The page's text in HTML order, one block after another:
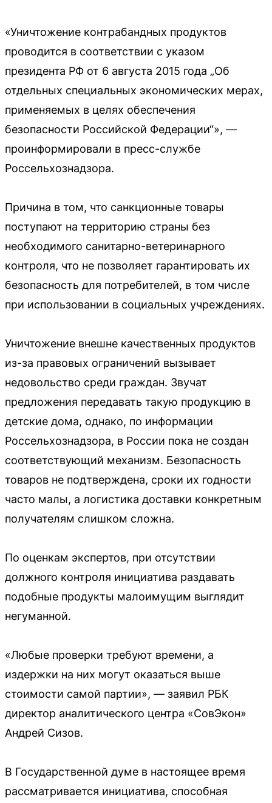
«Уничтожение контрабандных продуктов
проводится в соответствии с указом
президента РФ от 6 августа 2015 года „Об
отдельных специальных экономических мерах,
применяемых в целях обеспечения
безопасности Российской Федерации“», —
проинформировали в пресс-службе
Россельхознадзора.
Причина в том, что санкционные товары
поступают на территорию страны без
необходимого санитарно-ветеринарного
контроля, что не позволяет гарантировать их
безопасность для потребителей, в том числе
при использовании в социальных учреждениях.
Уничтожение внешне качественных продуктов
из-за правовых ограничений вызывает
недовольство среди граждан. Звучат
предложения передавать такую продукцию в
детские дома, однако, по информации
Россельхознадзора, в России пока не создан
соответствующий механизм. Безопасность
товаров не подтверждена, сроки их годности
часто малы, а логистика доставки конкретным
получателям слишком сложна.
По оценкам экспертов, при отсутствии
должного контроля инициатива раздавать
подобные продукты малоимущим выглядит
негуманной.
«Любые проверки требуют времени, а
издержки на них могут оказаться выше
стоимости самой партии», — заявил РБК
директор аналитического центра «СовЭкон»
Андрей Сизов.
В Государственной думе в настоящее время
рассматривается инициатива, способная